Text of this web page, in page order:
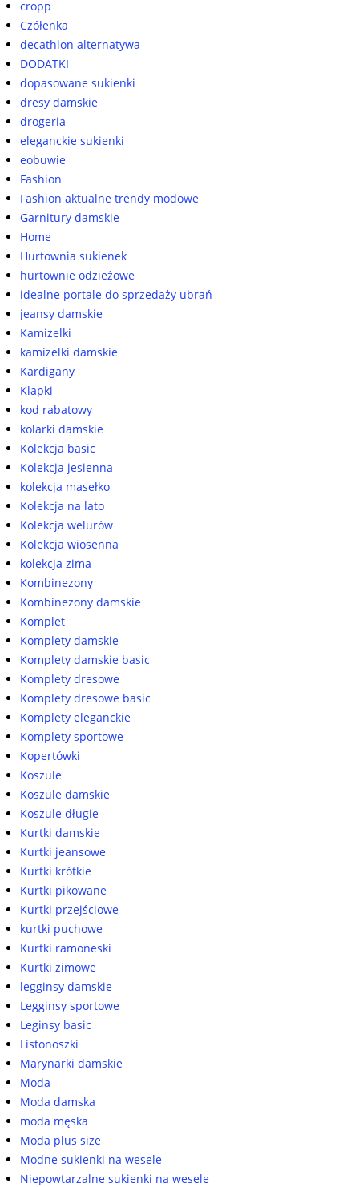
cropp
Czółenka
decathlon alternatywa
DODATKI
dopasowane sukienki
dresy damskie
drogeria
eleganckie sukienki
eobuwie
Fashion
Fashion aktualne trendy modowe
Garnitury damskie
Home
Hurtownia sukienek
hurtownie odzieżowe
idealne portale do sprzedaży ubrań
jeansy damskie
Kamizelki
kamizelki damskie
Kardigany
Klapki
kod rabatowy
kolarki damskie
Kolekcja basic
Kolekcja jesienna
kolekcja masełko
Kolekcja na lato
Kolekcja welurów
Kolekcja wiosenna
kolekcja zima
Kombinezony
Kombinezony damskie
Komplet
Komplety damskie
Komplety damskie basic
Komplety dresowe
Komplety dresowe basic
Komplety eleganckie
Komplety sportowe
Kopertówki
Koszule
Koszule damskie
Koszule długie
Kurtki damskie
Kurtki jeansowe
Kurtki krótkie
Kurtki pikowane
Kurtki przejściowe
kurtki puchowe
Kurtki ramoneski
Kurtki zimowe
legginsy damskie
Legginsy sportowe
Leginsy basic
Listonoszki
Marynarki damskie
Moda
Moda damska
moda męska
Moda plus size
Modne sukienki na wesele
Niepowtarzalne sukienki na wesele